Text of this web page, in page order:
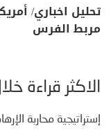
تحليل اخباري/
مربط الفرس
الأكثر قراءة
إستراتيجية محاربة